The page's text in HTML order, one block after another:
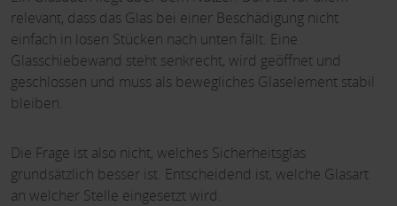
relevant, dass das Glas bei einer Beschädigung nicht
einfach in losen Stücken nach unten fällt. Eine
Glasschiebewand steht senkrecht, wird geöffnet und
geschlossen und muss als bewegliches Glaselement stabil
bleiben.
Die Frage ist also nicht, welches Sicherheitsglas
grundsätzlich besser ist. Entscheidend ist, welche Glasart
an welcher Stelle eingesetzt wird.